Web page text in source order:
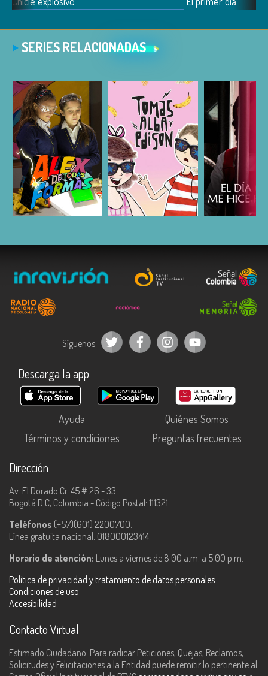
SERIES RELACIONADAS
ESCUCHAR ESCUCHAR
Síguenos
Descarga la app
Ayuda
Quiénes Somos
Términos y condiciones
Preguntas frecuentes
Dirección
Av. El Dorado Cr. 45 # 26 - 33
Bogotá D.C, Colombia - Código Postal: 111321
Teléfonos (+57)(601) 2200700.
Línea gratuita nacional: 018000123414.
Horario de atención: Lunes a viernes de 8:00 a.m. a 5:00 p.m.
Política de privacidad y tratamiento de datos personales
Condiciones de uso
Accesibilidad
Contacto Virtual
Estimado Ciudadano: Para radicar Peticiones, Quejas, Reclamos,
Solicitudes y Felicitaciones a la Entidad puede remitir lo pertinente al